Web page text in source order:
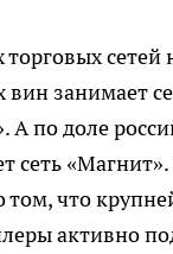
торговых
занимает
А по доле
сеть
том, что
активно